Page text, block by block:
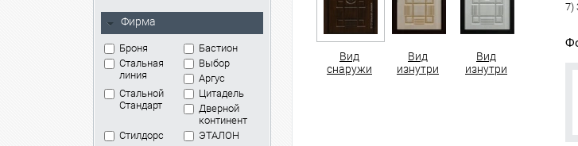
Фирма
Броня
Бастион
Стальная
линия
Выбор
Аргус
Стальной
Стандарт
Цитадель
Дверной
континент
Стилдорс
ЭТАЛОН
Вид
снаружи
Вид
изнутри
Вид
изнутри
7)